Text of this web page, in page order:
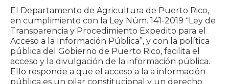
El Departamento de Agricultura de Puerto Rico,
en cumplimiento con la Ley Núm. 141-2019 “Ley de
Transparencia y Procedimiento Expedito para el
Acceso a la Información Pública”, y con la política
pública del Gobierno de Puerto Rico, facilita el
acceso y la divulgación de la información pública.
Ello responde a que el acceso a la a información
pública es un pilar constitucional y un derecho